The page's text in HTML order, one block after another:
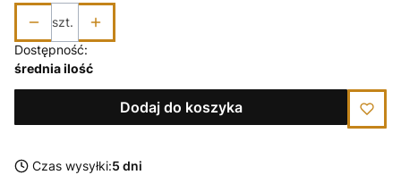
szt.
Dostępność:
średnia ilość
Dodaj do koszyka
Czas wysyłki:5 dni